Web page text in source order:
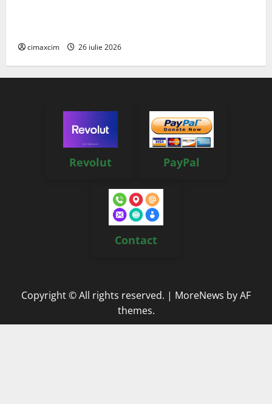
cimaxcim 26 iulie 2026
Revolut PayPal
Contact
Copyright © All rights reserved. | MoreNews by AF
themes.